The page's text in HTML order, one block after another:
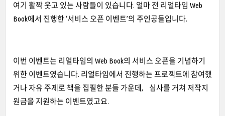
여기 활짝 웃고 있는 사람들이 있습니다. 얼마 전 리얼타임 Web
Book에서 진행한 ‘서비스 오픈 이벤트’의 주인공들입니다.
이번 이벤트는 리얼타임의 Web Book의 서비스 오픈을 기념하기
위한 이벤트였습니다. 리얼타임에서 진행하는 프로젝트에 참여했
거나 자유 주제로 책을 집필한 분들 가운데, 심사를 거쳐 저작지
원금을 지원하는 이벤트였고요.